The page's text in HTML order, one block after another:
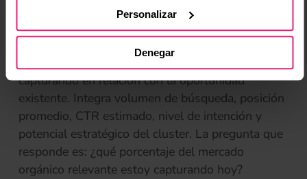
Personalizar
Denegar
El OVI (Opportunity Visibility Index) es el
termómetro estratégico del crecimiento orgánico.
No mide tráfico ni posiciones aisladas: mide
cuánto del mercado orgánico potencial estás
capturando en relación con la oportunidad
existente. Integra volumen de búsqueda, posición
promedio, CTR estimado, nivel de intención y
potencial estratégico del cluster. La pregunta que
responde es: ¿qué porcentaje del mercado
orgánico relevante estoy capturando hoy?